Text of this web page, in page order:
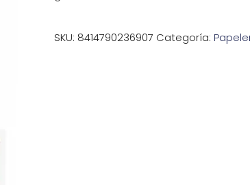
SKU: 8414790236907 Categoría: